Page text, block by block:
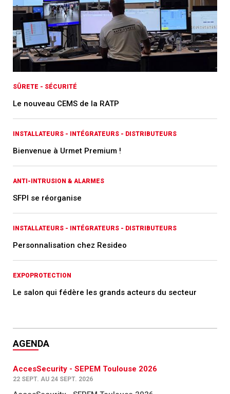
SÛRETE - SÉCURITÉ
Le nouveau CEMS de la RATP
INSTALLATEURS - INTÉGRATEURS - DISTRIBUTEURS
Bienvenue à Urmet Premium !
ANTI-INTRUSION & ALARMES
SFPI se réorganise
INSTALLATEURS - INTÉGRATEURS - DISTRIBUTEURS
Personnalisation chez Resideo
EXPOPROTECTION
Le salon qui fédère les grands acteurs du secteur
AGENDA
AccesSecurity - SEPEM Toulouse 2026
22 SEPT. AU 24 SEPT. 2026